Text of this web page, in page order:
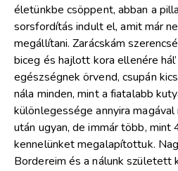
életünkbe csöppent, abban a
sorsfordítás indult el, amit már
megállítani. Zarácskám
biceg és hajlott kora ellenére
egészségnek örvend, csupán
nála minden, mint a fiatalabb
különlegessége annyira
után ugyan, de immár több, mint
kennelünket megalapítottuk.
Bordereim és a nálunk született